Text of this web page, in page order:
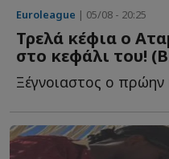
Euroleague | 05/08 - 20:25
Τρελά κέφια ο
στο κεφάλι του!